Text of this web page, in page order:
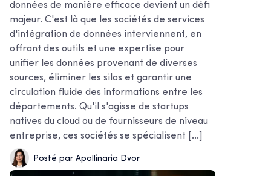
données de manière efficace devient un défi
majeur. C'est là que les sociétés de services
d'intégration de données interviennent, en
offrant des outils et une expertise pour
unifier les données provenant de diverses
sources, éliminer les silos et garantir une
circulation fluide des informations entre les
départements. Qu'il s'agisse de startups
natives du cloud ou de fournisseurs de niveau
entreprise, ces sociétés se spécialisent [...]
Posté par Apollinaria Dvor